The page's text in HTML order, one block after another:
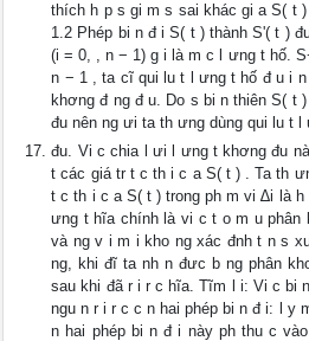
thích h p s gi m s sai khác gi a S( t
1.2 Phép bi n đ i S( t ) thành S'( t )
(i = 0, , n − 1) g i là m c l ưng t hố.
n − 1 , ta cĩ qui lu t l ưng t hố đ u i
khơng đ ng đ u. Do s bi n thiên S( t
đu nên ng ưi ta th ưng dùng qui lu t l
đu. Vi c chia l ưi l ưng t khơng đu
t các giá tr t c th i c a S( t ) . Ta th
t c th i c a S( t ) trong ph m vi ∆i là h
ưng t hĩa chính là vi c t o m u phân
và ng v i m i kho ng xác đnh t n s
ng, khi đĩ ta nh n đưc b ng phân
sau khi đã r i r c hĩa. Tĩm l i: Vi c bi
ngu n r i r c c n hai phép bi n đ i: l y
n hai phép bi n đ i này ph thu c